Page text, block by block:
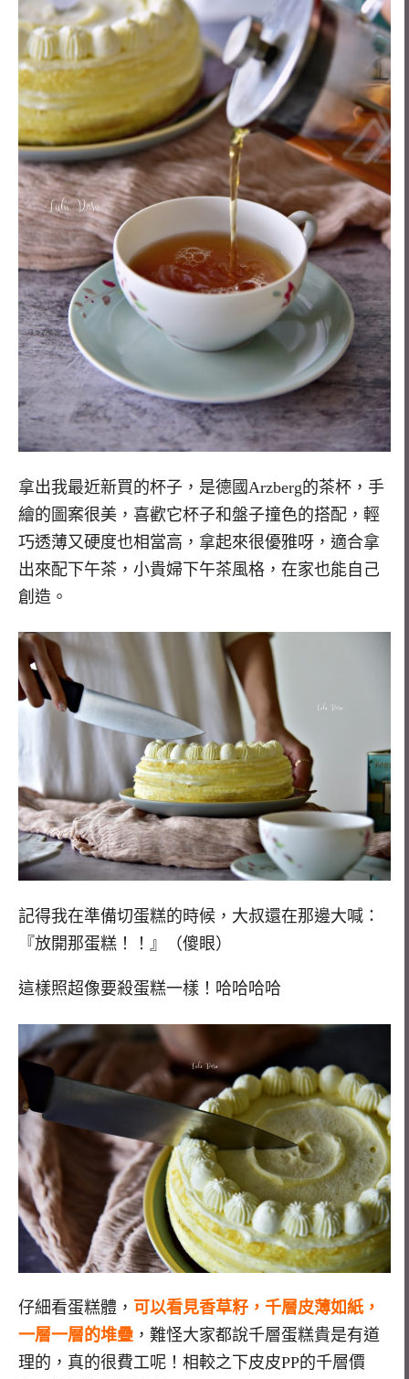
拿出我最近新買的杯子，是德國Arzberg的茶杯，手
繪的圖案很美，喜歡它杯子和盤子撞色的搭配，輕
巧透薄又硬度也相當高，拿起來很優雅呀，適合拿
出來配下午茶，小貴婦下午茶風格，在家也能自己
創造。
記得我在準備切蛋糕的時候，大叔還在那邊大喊：
『放開那蛋糕！！』（傻眼）
這樣照超像要殺蛋糕一樣！哈哈哈哈
仔細看蛋糕體， 可以看見香草籽，千層皮薄如紙，
一層一層的堆疊 ，難怪大家都說千層蛋糕貴是有道
理的，真的很費工呢！相較之下皮皮PP的千層價